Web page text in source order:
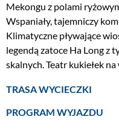
Mekongu z polami
Wspaniały, tajemniczy
Klimatyczne pływające
legendą zatoce Ha Long z
skalnych. Teatr kukiełek
TRASA WYCIECZKI
PROGRAM WYJAZDU